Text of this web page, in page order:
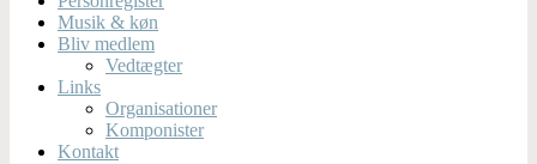
Musik & køn
Bliv medlem
Vedtægter
Links
Organisationer
Komponister
Kontakt